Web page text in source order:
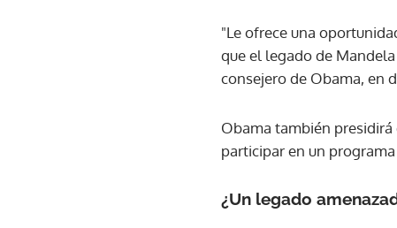
"Le ofrece una
que el legado de
consejero de Obama, en
Obama también presidirá
participar en un
¿Un legado